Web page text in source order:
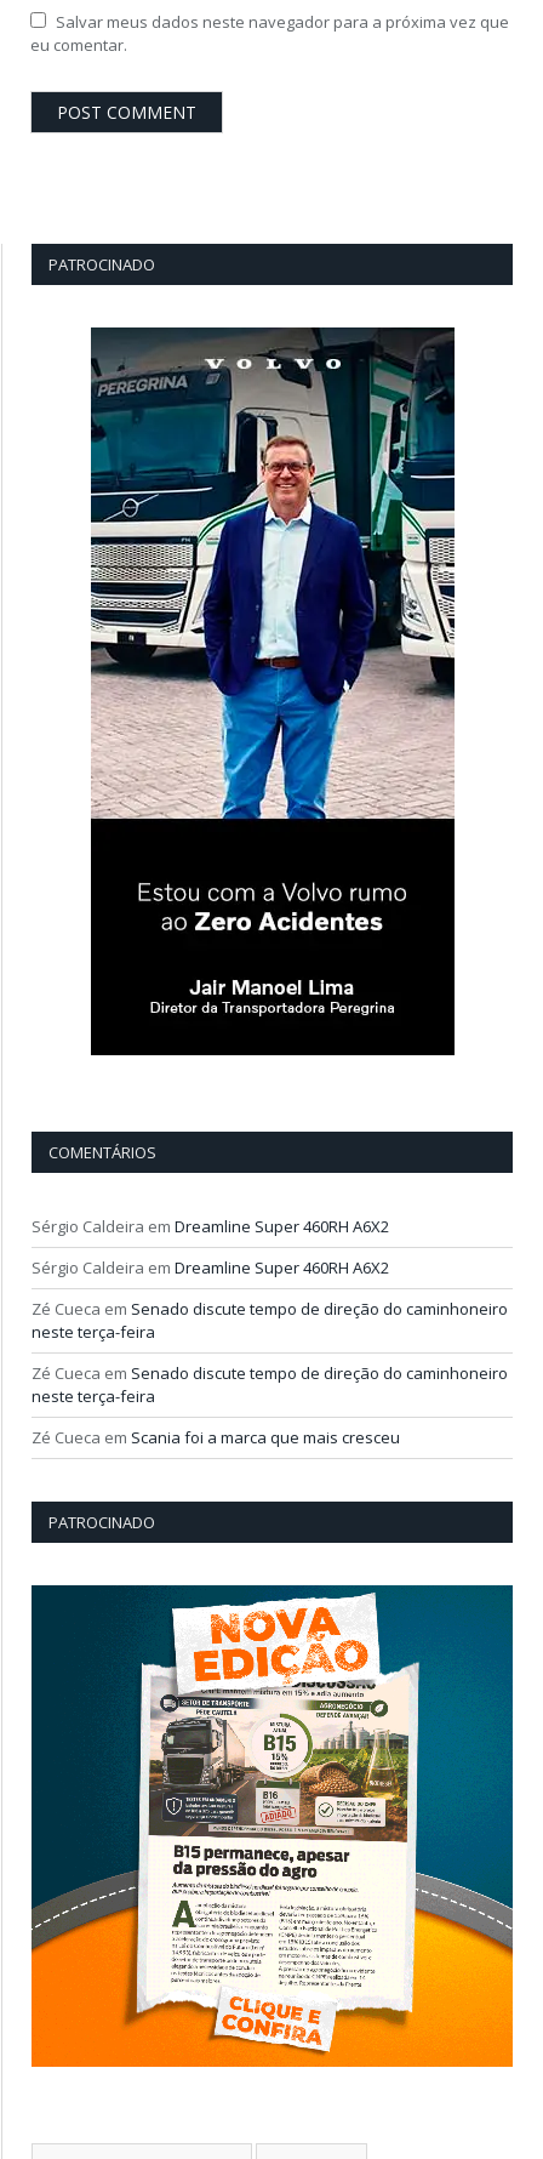
Salvar meus dados neste navegador para a próxima vez que
eu comentar.
PATROCINADO
COMENTÁRIOS
Sérgio Caldeira em Dreamline Super 460RH A6X2
Sérgio Caldeira em Dreamline Super 460RH A6X2
Zé Cueca em Senado discute tempo de direção do caminhoneiro
neste terça-feira
Zé Cueca em Senado discute tempo de direção do caminhoneiro
neste terça-feira
Zé Cueca em Scania foi a marca que mais cresceu
PATROCINADO